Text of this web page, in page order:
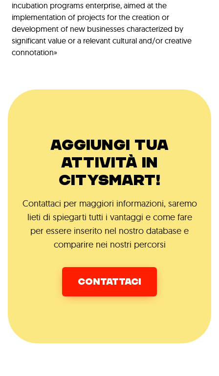
incubation programs enterprise, aimed at the
implementation of projects for the creation or
development of new businesses characterized by
significant value or a relevant cultural and/or creative
connotation»
AGGIUNGI TUA
ATTIVITÀ IN
CITYSMART!
Contattaci per maggiori informazioni, saremo
lieti di spiegarti tutti i vantaggi e come fare
per essere inserito nel nostro database e
comparire nei nostri percorsi
CONTATTACI